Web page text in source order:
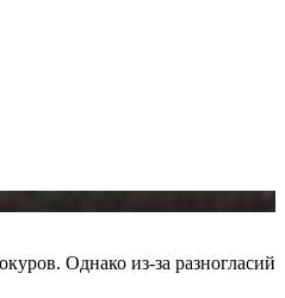
Однако из-за разногласий